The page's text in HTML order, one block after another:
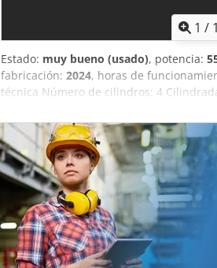
1 /
Estado: muy bueno (usado), potencia:
fabricación: 2024, horas de
técnica Número de cilindros: 4
Peso en vacío: 4.898 kg Dimensiones (L
rápido: Sí Marcado CE: sí Estado
bueno = Otras opciones y accesorios = -
caudal - Acoplador rápido hidráulico -
Observaciones = Tren de transmisión
Estado Tipo CE: CE Cuchara de
velocidades, cámara de marcha atrás,